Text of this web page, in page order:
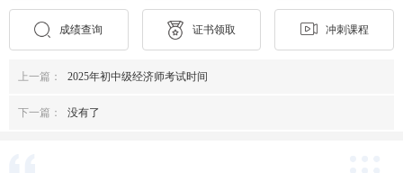
成绩查询 证书领取 冲刺课程
上一篇： 2025年初中级经济师考试时间
下一篇： 没有了